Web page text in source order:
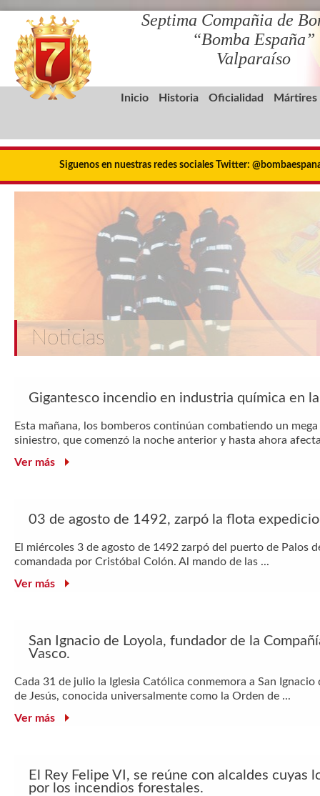
Septima Compañia de
“Bomba España”
Valparaíso
Inicio Historia Oficialidad Mártires
Siguenos en nuestras redes sociales Twitter:
Noticias
Gigantesco incendio en industria química en
Esta mañana, los bomberos continúan combatiendo un
siniestro, que comenzó la noche anterior y hasta ahora
Ver más
03 de agosto de 1492, zarpó la flota
El miércoles 3 de agosto de 1492 zarpó del puerto de Palos
comandada por Cristóbal Colón. Al mando de las ...
Ver más
San Ignacio de Loyola, fundador de la
Vasco.
Cada 31 de julio la Iglesia Católica conmemora a San
de Jesús, conocida universalmente como la Orden de ...
Ver más
El Rey Felipe VI, se reúne con alcaldes cuyas
por los incendios forestales.